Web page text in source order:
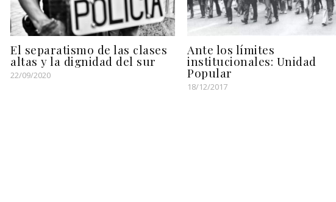
El separatismo de las clases
altas y la dignidad del sur
22/09/2020
Ante los límites
institucionales: Unidad
Popular
18/12/2017